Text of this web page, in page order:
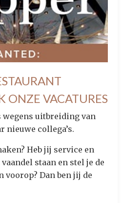
ONZE VACATURES
wegens uitbreiding van
nieuwe collega’s.
Heb jij service en
staan en stel je de
voorop? Dan ben jij de